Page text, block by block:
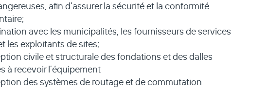
afin d’assurer la sécurité et la conformité
avec les municipalités, les fournisseurs de services
les exploitants de sites;
civile et structuraledes fondations et des dalles
à recevoir l’équipement
des systèmes de routage et de commutation